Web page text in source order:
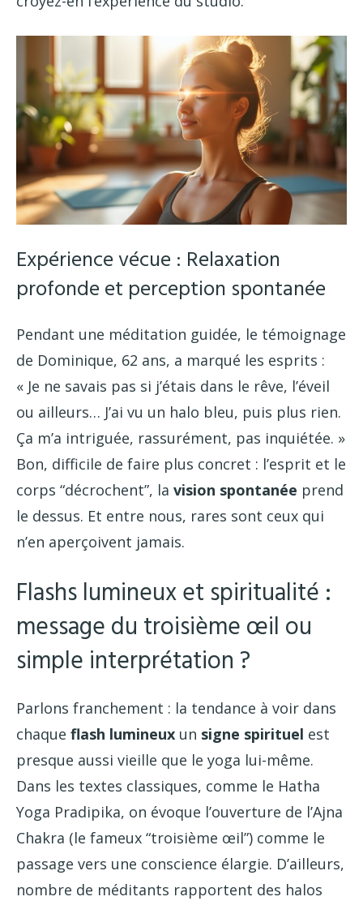
Expérience vécue : Relaxation
profonde et perception spontanée
Pendant une méditation guidée, le témoignage
de Dominique, 62 ans, a marqué les esprits :
« Je ne savais pas si j’étais dans le rêve, l’éveil
ou ailleurs… J’ai vu un halo bleu, puis plus rien.
Ça m’a intriguée, rassurément, pas inquiétée. »
Bon, difficile de faire plus concret : l’esprit et le
corps “décrochent”, la vision spontanée prend
le dessus. Et entre nous, rares sont ceux qui
n’en aperçoivent jamais.
Flashs lumineux et spiritualité :
message du troisième œil ou
simple interprétation ?
Parlons franchement : la tendance à voir dans
chaque flash lumineux un signe spirituel est
presque aussi vieille que le yoga lui-même.
Dans les textes classiques, comme le Hatha
Yoga Pradipika, on évoque l’ouverture de l’Ajna
Chakra (le fameux “troisième œil”) comme le
passage vers une conscience élargie. D’ailleurs,
nombre de méditants rapportent des halos